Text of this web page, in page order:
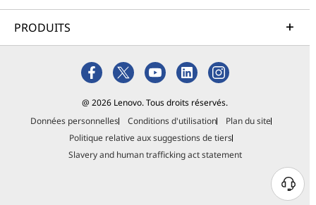
PRODUITS
@ 2026 Lenovo. Tous droits réservés.
Données personnelles
Conditions d'utilisation
Plan du site
Politique relative aux suggestions de tiers
Slavery and human trafficking act statement